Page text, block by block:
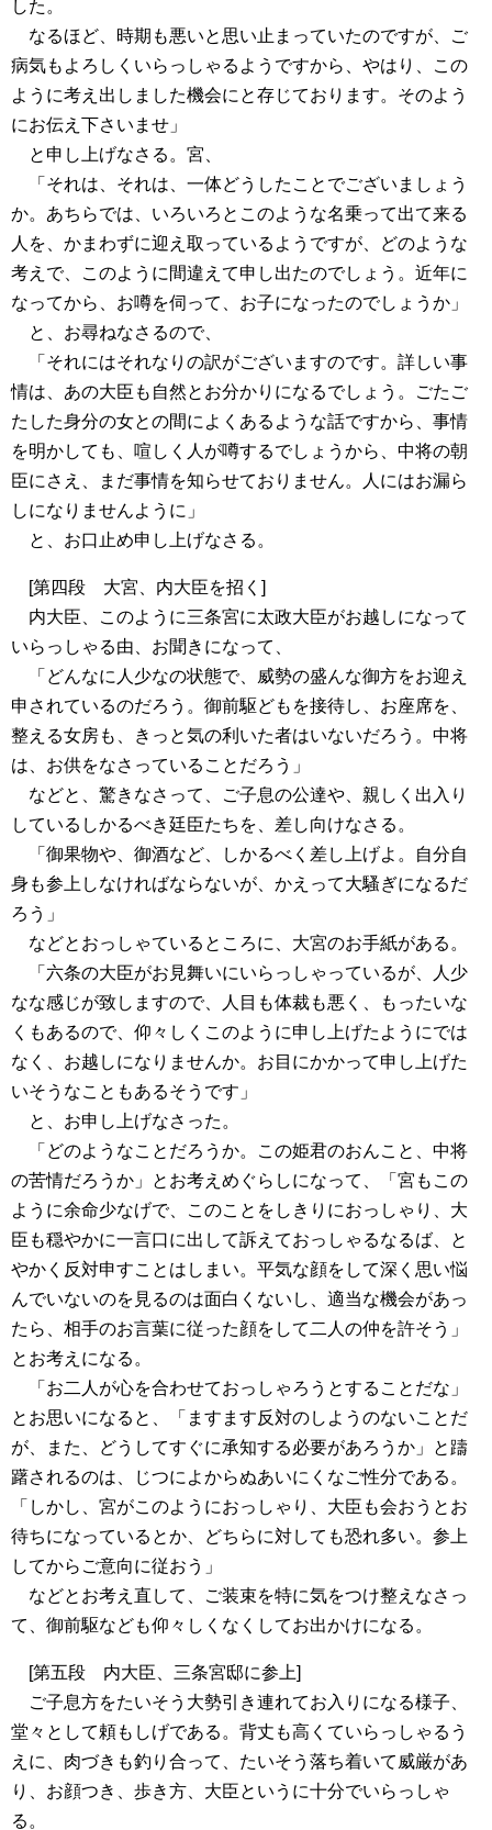
した。
なるほど、時期も悪いと思い止まっていたのですが、ご
病気もよろしくいらっしゃるようですから、やはり、この
ように考え出しました機会にと存じております。そのよう
にお伝え下さいませ」
と申し上げなさる。宮、
「それは、それは、一体どうしたことでございましょう
か。あちらでは、いろいろとこのような名乗って出て来る
人を、かまわずに迎え取っているようですが、どのような
考えで、このように間違えて申し出たのでしょう。近年に
なってから、お噂を伺って、お子になったのでしょうか」
と、お尋ねなさるので、
「それにはそれなりの訳がございますのです。詳しい事
情は、あの大臣も自然とお分かりになるでしょう。ごたご
たした身分の女との間によくあるような話ですから、事情
を明かしても、喧しく人が噂するでしょうから、中将の朝
臣にさえ、まだ事情を知らせておりません。人にはお漏ら
しになりませんように」
と、お口止め申し上げなさる。
[第四段 大宮、内大臣を招く]
内大臣、このように三条宮に太政大臣がお越しになって
いらっしゃる由、お聞きになって、
「どんなに人少なの状態で、威勢の盛んな御方をお迎え
申されているのだろう。御前駆どもを接待し、お座席を、
整える女房も、きっと気の利いた者はいないだろう。中将
は、お供をなさっていることだろう」
などと、驚きなさって、ご子息の公達や、親しく出入り
しているしかるべき廷臣たちを、差し向けなさる。
「御果物や、御酒など、しかるべく差し上げよ。自分自
身も参上しなければならないが、かえって大騷ぎになるだ
ろう」
などとおっしゃているところに、大宮のお手紙がある。
「六条の大臣がお見舞いにいらっしゃっているが、人少
なな感じが致しますので、人目も体裁も悪く、もったいな
くもあるので、仰々しくこのように申し上げたようにでは
なく、お越しになりませんか。お目にかかって申し上げた
いそうなこともあるそうです」
と、お申し上げなさった。
「どのようなことだろうか。この姫君のおんこと、中将
の苦情だろうか」とお考えめぐらしになって、「宮もこの
ように余命少なげで、このことをしきりにおっしゃり、大
臣も穏やかに一言口に出して訴えておっしゃるなるば、と
やかく反対申すことはしまい。平気な顔をして深く思い悩
んでいないのを見るのは面白くないし、適当な機会があっ
たら、相手のお言葉に従った顔をして二人の仲を許そう」
とお考えになる。
「お二人が心を合わせておっしゃろうとすることだな」
とお思いになると、「ますます反対のしようのないことだ
が、また、どうしてすぐに承知する必要があろうか」と躊
躇されるのは、じつによからぬあいにくなご性分である。
「しかし、宮がこのようにおっしゃり、大臣も会おうとお
待ちになっているとか、どちらに対しても恐れ多い。参上
してからご意向に従おう」
などとお考え直して、ご装束を特に気をつけ整えなさっ
て、御前駆なども仰々しくなくしてお出かけになる。
[第五段 内大臣、三条宮邸に参上]
ご子息方をたいそう大勢引き連れてお入りになる様子、
堂々として頼もしげである。背丈も高くていらっしゃるう
えに、肉づきも釣り合って、たいそう落ち着いて威厳があ
り、お顔つき、歩き方、大臣というに十分でいらっしゃ
る。